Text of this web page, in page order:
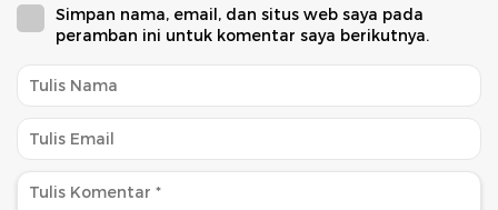
Simpan nama, email, dan situs web saya pada
peramban ini untuk komentar saya berikutnya.